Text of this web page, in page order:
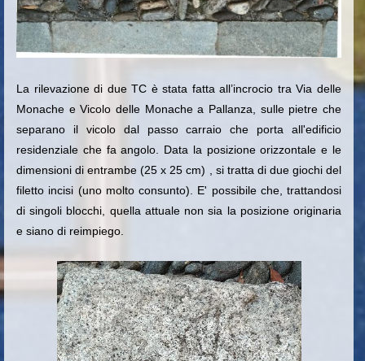
La rilevazione di due TC è stata fatta all’incrocio tra Via delle
Monache e Vicolo delle Monache a Pallanza, sulle pietre che
separano il vicolo dal passo carraio che porta all'edificio
residenziale che fa angolo. Data la posizione orizzontale e le
dimensioni di entrambe(25 x 25 cm) ,
si tratta di due giochi del
filetto incisi (uno molto consunto). E' possibile che, trattandosi
di singoli blocchi, quella attuale non sia la posizione originaria
e siano di reimpiego.